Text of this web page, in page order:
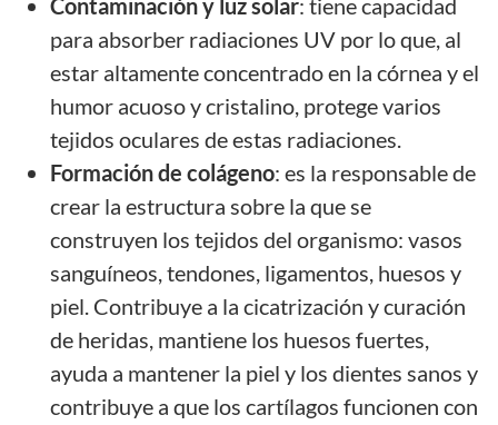
Contaminación y luz solar: tiene capacidad
para absorber radiaciones UV por lo que, al
estar altamente concentrado en la córnea y el
humor acuoso y cristalino, protege varios
tejidos oculares de estas radiaciones.
Formación de colágeno: es la responsable de
crear la estructura sobre la que se
construyen los tejidos del organismo: vasos
sanguíneos, tendones, ligamentos, huesos y
piel. Contribuye a la cicatrización y curación
de heridas, mantiene los huesos fuertes,
ayuda a mantener la piel y los dientes sanos y
contribuye a que los cartílagos funcionen con